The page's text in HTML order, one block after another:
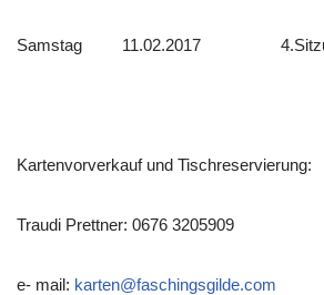
Samstag 11.02.2017
Kartenvorverkauf und Tischreservierung:
Traudi Prettner: 0676 3205909
e- mail: karten@faschingsgilde.com